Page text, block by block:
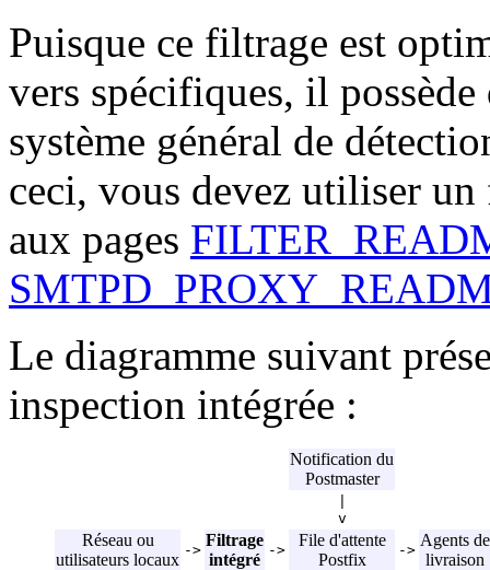
Puisque ce filtrage est
vers spécifiques, il
système général de
ceci, vous devez utiliser
aux pages
Le diagramme suivant
inspection intégrée :
Notification du
Postmaster
v
Réseau ou
utilisateurs locaux
->
Filtrage
intégré
->
File d'attente
Postfix
->
Agents de
livraison